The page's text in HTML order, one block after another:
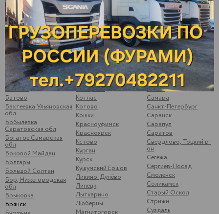
Арти
Архангельск
Аша
Бавлы
Бакуры
Балаково
Балахна
Балезино
Балтаси
Батайск
Батово
Бахтеевка Ульяновская
обл
Бобылевка
Саратовская обл
Богатое Самарская
обл
Боковой Майдан
Болгары
Большой Солтан
Бор, Нижегородская
обл
Брыковка
Брянск
Калуга
Камышлов
Катайск
Кемь
Киржач
Киров
Кирово-Чепецк
Ковров
Королев
Кострома
Котлас
Котово
Кошки
Красноуфимск
Красноярск
Кстово
Курган
Курск
Кушумский Ершов
Ликино-Дулёво
Липецк
Лыткарино
Люберцы
Покачи
Полевской
Почеп
Починки
Пугачев
Ромоданово
Рыбинск
Рыбная Слобода
Рязань
Самара
Санкт-Петербург
Саранск
Сарапул
Саратов
Свердлово, Тоцкий р-
он
Сегежа
Сергиев-Посад
Смоленск
Соликамск
Старый Оскол
Стрижи
Суздаль